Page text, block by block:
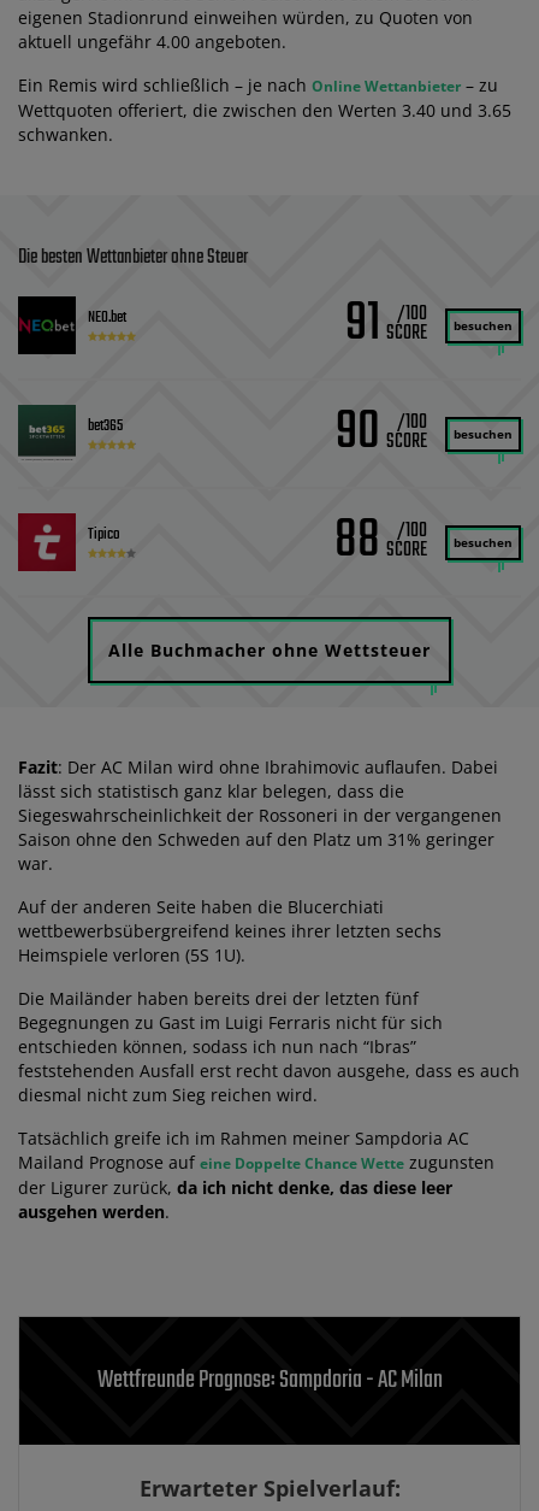
eigenen Stadionrund einweihen würden, zu Quoten von
aktuell ungefähr 4.00 angeboten.
Ein Remis wird schließlich – je nach Online Wettanbieter – zu
Wettquoten offeriert, die zwischen den Werten 3.40 und 3.65
schwanken.
Die besten Wettanbieter ohne Steuer
NEO.bet 91 /100 besuchen
bet365 90 /100 besuchen
Tipico 88 /100 besuchen
Alle Buchmacher ohne Wettsteuer
Fazit: Der AC Milan wird ohne Ibrahimovic auflaufen. Dabei
lässt sich statistisch ganz klar belegen, dass die
Siegeswahrscheinlichkeit der Rossoneri in der vergangenen
Saison ohne den Schweden auf den Platz um 31% geringer
war.
Auf der anderen Seite haben die Blucerchiati
wettbewerbsübergreifend keines ihrer letzten sechs
Heimspiele verloren (5S 1U).
Die Mailänder haben bereits drei der letzten fünf
Begegnungen zu Gast im Luigi Ferraris nicht für sich
entschieden können, sodass ich nun nach “Ibras”
feststehenden Ausfall erst recht davon ausgehe, dass es auch
diesmal nicht zum Sieg reichen wird.
Tatsächlich greife ich im Rahmen meiner Sampdoria AC
Mailand Prognose auf eine Doppelte Chance Wette zugunsten
der Ligurer zurück, da ich nicht denke, das diese leer
ausgehen werden.
Wettfreunde Prognose: Sampdoria - AC Milan
Erwarteter Spielverlauf: